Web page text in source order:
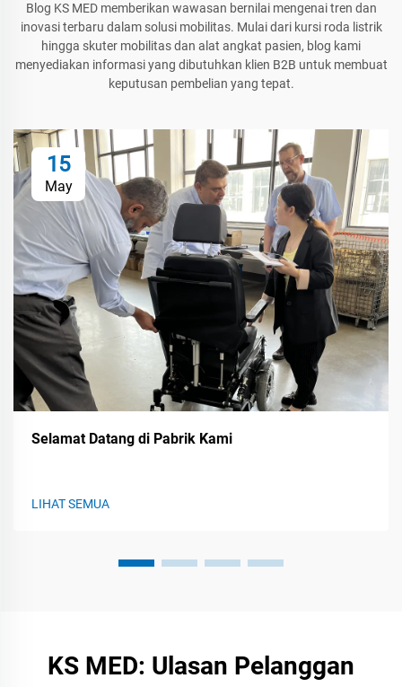
Blog KS MED memberikan wawasan bernilai mengenai tren dan
inovasi terbaru dalam solusi mobilitas. Mulai dari kursi roda listrik
hingga skuter mobilitas dan alat angkat pasien, blog kami
menyediakan informasi yang dibutuhkan klien B2B untuk membuat
keputusan pembelian yang tepat.
15
May
Selamat Datang di Pabrik Kami
LIHAT SEMUA
KS MED: Ulasan Pelanggan